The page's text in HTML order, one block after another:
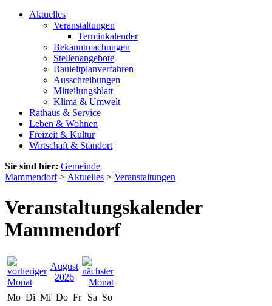
Aktuelles
Veranstaltungen
Terminkalender
Bekanntmachungen
Stellenangebote
Bauleitplanverfahren
Ausschreibungen
Mitteilungsblatt
Klima & Umwelt
Rathaus & Service
Leben & Wohnen
Freizeit & Kultur
Wirtschaft & Standort
Sie sind hier: Gemeinde
Mammendorf> Aktuelles > Veranstaltungen
Veranstaltungskalender
Mammendorf
August
2026
Mo Di Mi Do Fr Sa So